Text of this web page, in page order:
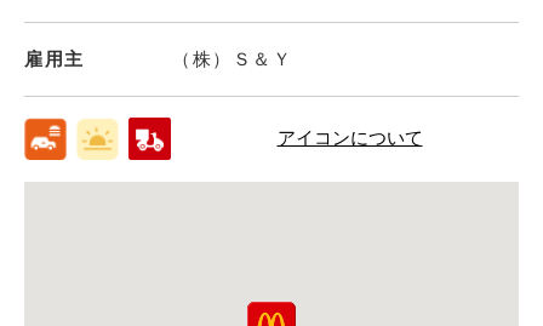
雇用主 （株）Ｓ＆Ｙ
アイコンについて